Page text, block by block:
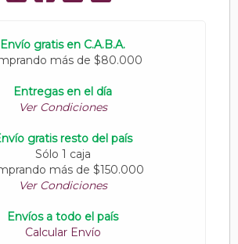
Envío gratis en C.A.B.A.
más de $80.000
Entregas en el día
Ver Condiciones
gratis resto del país
Sólo 1 caja
más de $150.000
Ver Condiciones
Envíos a todo el país
Calcular Envío